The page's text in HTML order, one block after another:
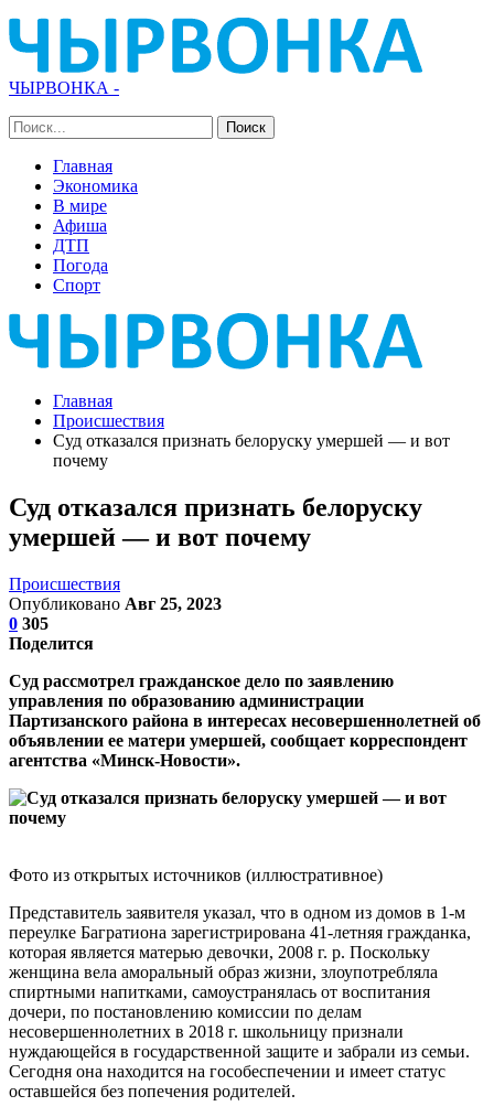
ЧЫРВОНКА -
Главная
Экономика
В мире
Афиша
ДТП
Погода
Спорт
Главная
Происшествия
Суд отказался признать белоруску умершей — и вот
почему
Суд отказался признать белоруску
умершей — и вот почему
Происшествия
Опубликовано Авг 25, 2023
0 305
Поделится
Суд рассмотрел гражданское дело по заявлению
управления по образованию администрации
Партизанского района в интересах несовершеннолетней об
объявлении ее матери умершей, сообщает корреспондент
агентства «Минск-Новости».
Фото из открытых источников (иллюстративное)
Представитель заявителя указал, что в одном из домов в 1-м
переулке Багратиона зарегистрирована 41-летняя гражданка,
которая является матерью девочки, 2008 г. р. Поскольку
женщина вела аморальный образ жизни, злоупотребляла
спиртными напитками, самоустранялась от воспитания
дочери, по постановлению комиссии по делам
несовершеннолетних в 2018 г. школьницу признали
нуждающейся в государственной защите и забрали из семьи.
Сегодня она находится на гособеспечении и имеет статус
оставшейся без попечения родителей.